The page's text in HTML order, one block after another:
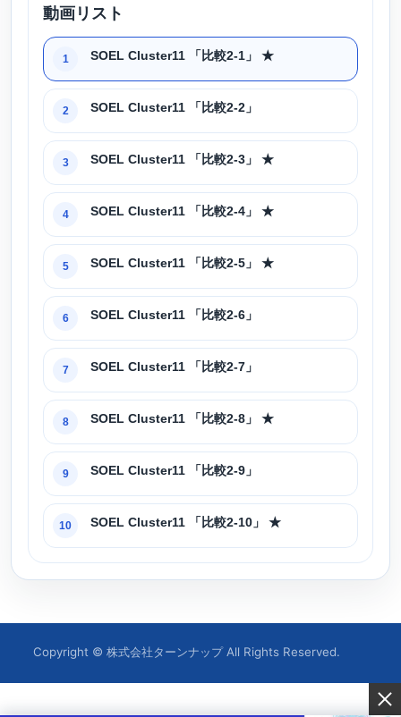
動画リスト
1 SOEL Cluster11 「比較2-1」 ★
2 SOEL Cluster11 「比較2-2」
3 SOEL Cluster11 「比較2-3」 ★
4 SOEL Cluster11 「比較2-4」 ★
5 SOEL Cluster11 「比較2-5」 ★
6 SOEL Cluster11 「比較2-6」
7 SOEL Cluster11 「比較2-7」
8 SOEL Cluster11 「比較2-8」 ★
9 SOEL Cluster11 「比較2-9」
10 SOEL Cluster11 「比較2-10」 ★
Copyright © 株式会社ターンナップ All Rights Reserved.